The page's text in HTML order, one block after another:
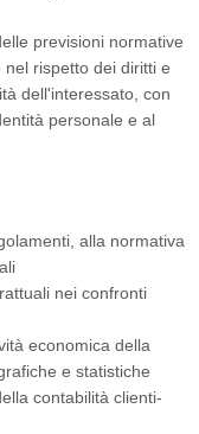
previsioni normative
rispetto dei diritti e
dell'interessato, con
personale e al
alla normativa
nei confronti
economica della
e statistiche
contabilità clienti-